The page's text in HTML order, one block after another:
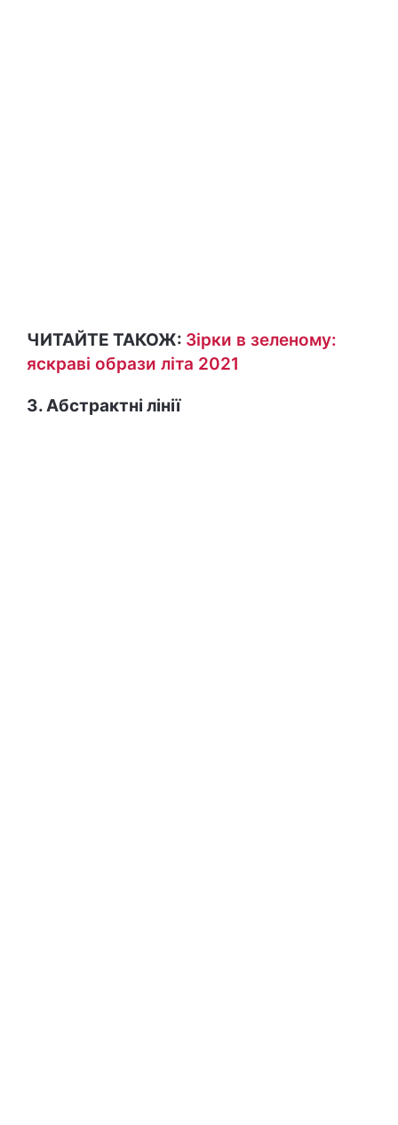
ЧИТАЙТЕ ТАКОЖ: Зірки в зеленому:
яскраві образи літа 2021
3. Абстрактні лінії